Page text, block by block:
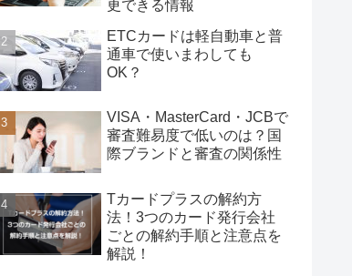
更できる情報
ETCカードは軽自動車と普
通車で使いまわしても
OK？
VISA・MasterCard・JCBで
審査難易度で低いのは？国
際ブランドと審査の関係性
Tカードプラスの解約方
法！3つのカード発行会社
ごとの解約手順と注意点を
解説！